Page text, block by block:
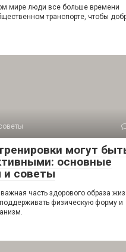
мире люди все больше времени
транспорте, чтобы
могут
основные
и советы
часть здорового образа
физическую форму и